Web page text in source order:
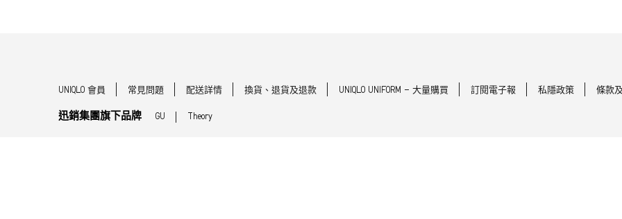
UNIQLO 會員 常見問題 配送詳情 換貨、退貨及退款 UNIQLO UNIFORM - 大量購買 訂閱電子報 私隱政策 條款
迅銷集團旗下品牌 GU Theory